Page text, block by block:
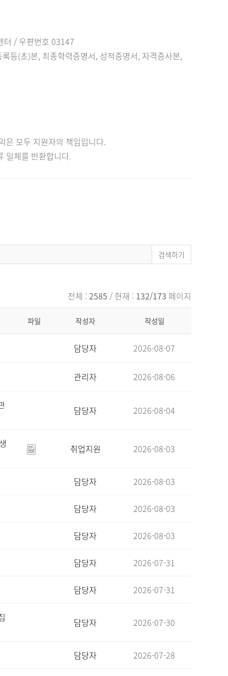
터 / 우편번호 03147
록등(초)본, 최종학력증명서, 성적증명서, 자격증사본,
은 모두 지원자의 책임입니다.
일체를 반환합니다.
전체 : 2585 / 현재 : 132/173 페이지
파일 작성자 작성일
담당자 2026-08-07
관리자 2026-08-06
담당자 2026-08-04
취업지원 2026-08-03
담당자 2026-08-03
담당자 2026-08-03
담당자 2026-08-03
담당자 2026-07-31
담당자 2026-07-31
담당자 2026-07-30
담당자 2026-07-28